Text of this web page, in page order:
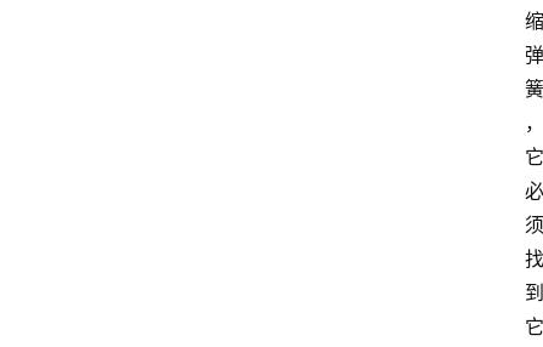
缩
弹
簧
，
它
必
须
找
到
它